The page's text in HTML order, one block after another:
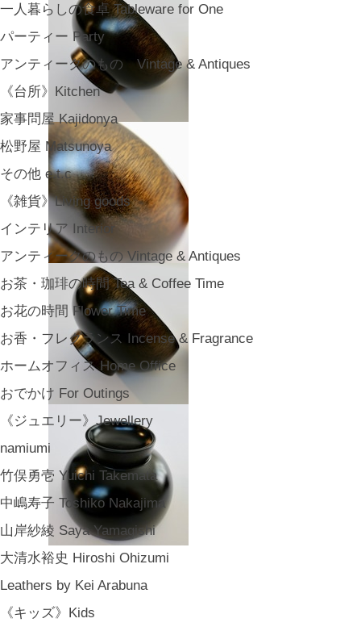
一人暮らしの食卓 Tableware for One
パーティー Party
アンティークのもの Vintage & Antiques
《台所》Kitchen
家事問屋 Kajidonya
松野屋 Matsunoya
その他 e.t.c
《雑貨》Living goods
インテリア Interior
アンティークのもの Vintage & Antiques
お茶・珈琲の時間 Tea & Coffee Time
お花の時間 Flower Time
お香・フレグランス Incense & Fragrance
ホームオフィス Home Office
おでかけ For Outings
《ジュエリー》Jewellery
namiumi
竹俣勇壱 Yuichi Takemata
中嶋寿子 Toshiko Nakajima
山岸紗綾 Saya Yamagishi
大清水裕史 Hiroshi Ohizumi
Leathers by Kei Arabuna
《キッズ》Kids